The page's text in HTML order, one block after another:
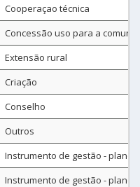
Cooperaçao técnica
Concessão uso para a
Extensão rural
Criação
Conselho
Outros
Instrumento de gestão - plano
Instrumento de gestão - plano